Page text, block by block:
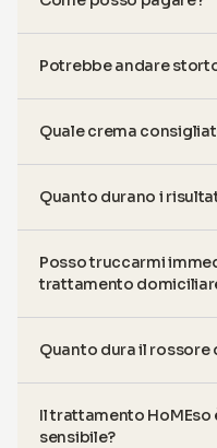
Potrebbe andare
Quale crema
Quanto durano i
Posso truccarmi
trattamento
Quanto dura il
Il trattamento
sensibile?